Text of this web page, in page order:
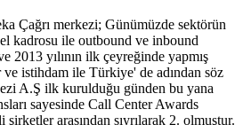
Çağrı merkezi; Günümüzde sektörün
kadrosu ile outbound ve inbound
2013 yılının ilk çeyreğinde yapmış
ve istihdam ile Türkiye' de adından söz
A.Ş ilk kurulduğu günden bu yana
sayesinde Call Center Awards
şirketler arasından sıyrılarak 2. olmuştur.